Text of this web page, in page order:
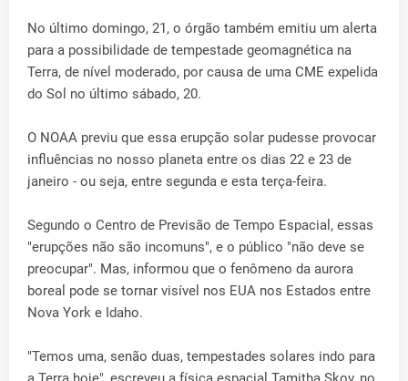
No último domingo, 21, o órgão também emitiu um alerta
para a possibilidade de tempestade geomagnética na
Terra, de nível moderado, por causa de uma CME expelida
do Sol no último sábado, 20.
O NOAA previu que essa erupção solar pudesse provocar
influências no nosso planeta entre os dias 22 e 23 de
janeiro - ou seja, entre segunda e esta terça-feira.
Segundo o Centro de Previsão de Tempo Espacial, essas
"erupções não são incomuns", e o público "não deve se
preocupar". Mas, informou que o fenômeno da aurora
boreal pode se tornar visível nos EUA nos Estados entre
Nova York e Idaho.
"Temos uma, senão duas, tempestades solares indo para